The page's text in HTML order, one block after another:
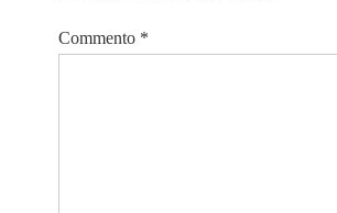
Commento *